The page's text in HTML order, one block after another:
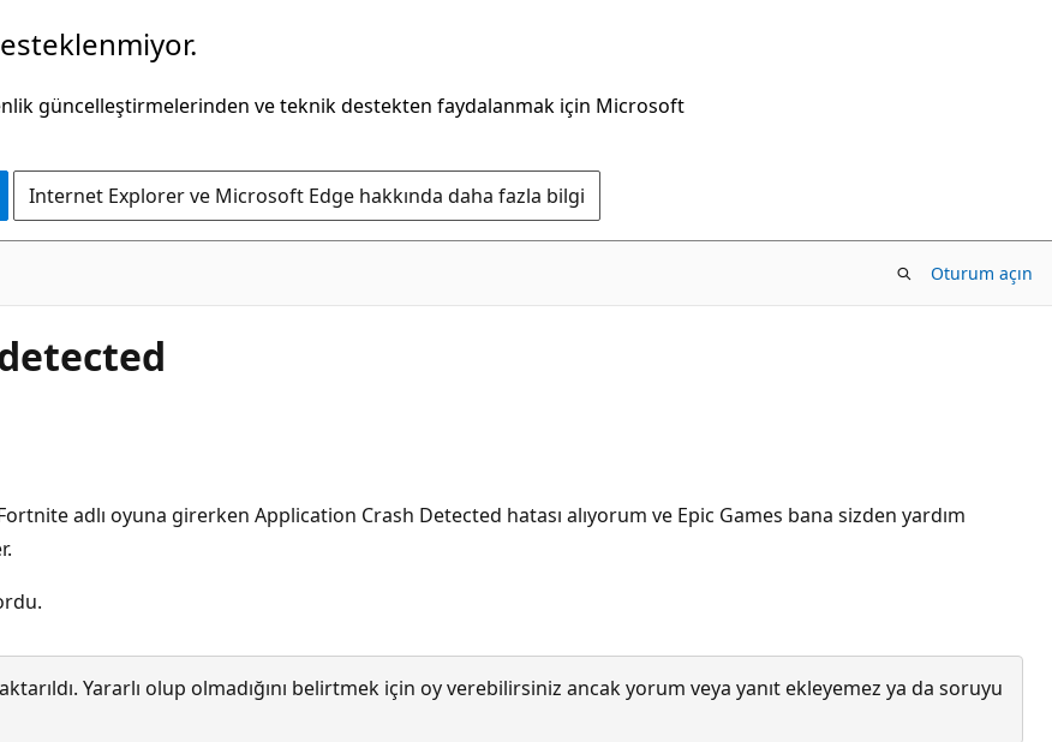
güncelleştirmelerinden ve teknik destekten faydalanmak için Microsoft
Internet Explorer ve Microsoft Edge hakkında daha fazla bilgi
Oturum açın
adlı oyuna girerken Application Crash Detected hatası alıyorum ve Epic Games bana sizden yardım
Yararlı olup olmadığını belirtmek için oy verebilirsiniz ancak yorum veya yanıt ekleyemez ya da soruyu